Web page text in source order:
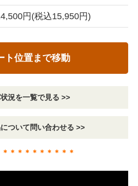
円(税込15,950円)
ト位置まで移動
況を一覧で見る >>
ついて問い合わせる >>
＊＊＊＊＊＊＊＊＊